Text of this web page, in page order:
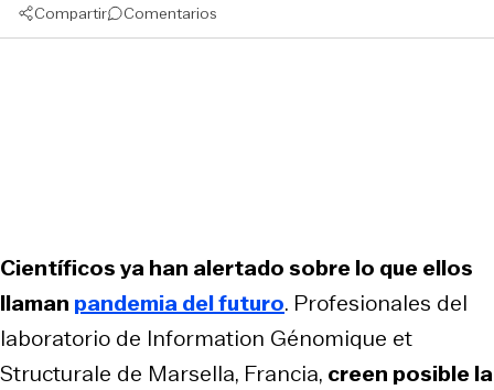
Compartir Comentarios
Científicos ya han alertado sobre lo que ellos
llaman pandemia del futuro. Profesionales del
laboratorio de Information Génomique et
Structurale de Marsella, Francia, creen posible la